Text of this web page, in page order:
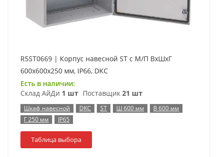
R5ST0669 | Корпус навесной ST с М/П ВxШxГ
600x600x250 мм, IP66, DKC
Есть в наличии:
Склад АйДи 1 шт Поставщик 21 шт
Шкаф навесной DKC ST Ш 600 мм
В 600 мм
Г 250 мм
IP65
Таблица выбора